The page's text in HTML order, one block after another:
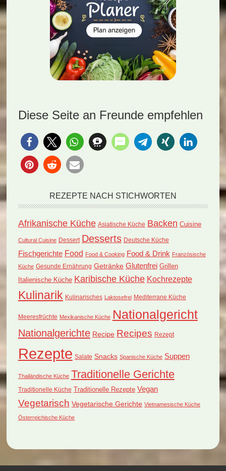
Diese Seite an Freunde empfehlen
REZEPTE NACH STICHWORTEN
Afrikanische Küche Asiatische Küche Backen Cuisine
Cultural Cuisine Dessert Desserts Deutsche Küche
Fischgerichte Food Food & Cooking Food & Drink Französische
Küche Gesunde Ernährung Getränke Glutenfrei Grillen
Italienische Küche Karibische Küche Kochrezepte
Kulinarik Kulinarisches Laktosefrei Mediterrane Küche
Meeresfrüchte Mexikanische Küche Nationalgericht
Nationalgerichte Recipe Recipes Rezept
Rezepte Salate Snacks Spanische Küche Suppen
Thailändische Küche Traditionelle Gerichte
Traditionelle Küche Traditionelle Rezepte Vegan
Vegetarisch Vegetarische Gerichte Vietnamesische Küche
Österreichische Küche